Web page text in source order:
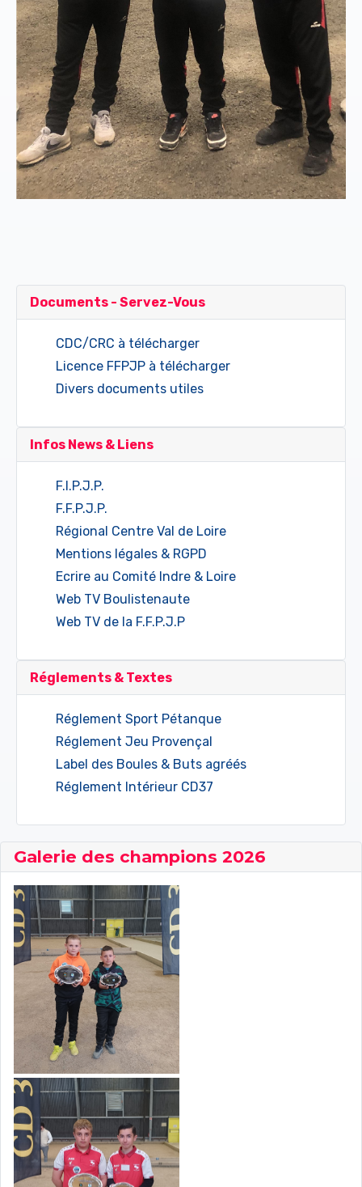
Galerie des champions 2026
Documents - Servez-Vous
CDC/CRC à télécharger
Licence FFPJP à télécharger
Divers documents utiles
Infos News & Liens
F.I.P.J.P.
F.F.P.J.P.
Régional Centre Val de Loire
Mentions légales & RGPD
Ecrire au Comité Indre & Loire
Web TV Boulistenaute
Web TV de la F.F.P.J.P
Réglements & Textes
Réglement Sport Pétanque
Réglement Jeu Provençal
Label des Boules & Buts agréés
Réglement Intérieur CD37